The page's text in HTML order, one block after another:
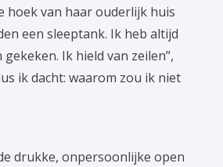
hoek van haar ouderlijk huis
een sleeptank. Ik heb altijd
Ik hield van zeilen”,
ik dacht: waarom zou ik niet
drukke, onpersoonlijke open